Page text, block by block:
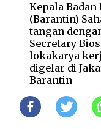
Kepala
(Barantin)
tangan
Secretary
lokakarya
digelar di
Barantin